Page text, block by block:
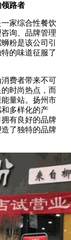
路者
家综合性餐饮
询、品牌管理
粉是该公司引
的味道征服了
费者带来不可
时尚热点，而
量站。扬州市
多样化的产
有良好的品牌
了独特的品牌